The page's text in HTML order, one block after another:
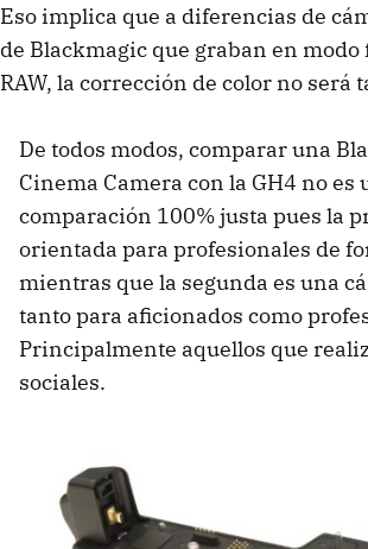
Eso implica que a diferencias de
de Blackmagic que graban en modo
RAW, la corrección de color no será
De todos modos, comparar una
Cinema Camera con la GH4 no es
comparación 100% justa pues la
orientada para profesionales de
mientras que la segunda es una
tanto para aficionados como
Principalmente aquellos que
sociales.